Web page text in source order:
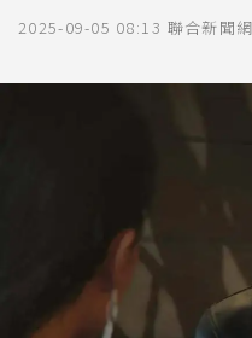
2025-09-05 08:13 聯合新聞